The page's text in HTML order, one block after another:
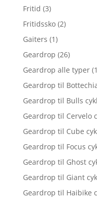
Fritid (3)
Fritidssko (2)
Gaiters (1)
Geardrop (26)
Geardrop alle typer
Geardrop til
Geardrop til Bulls
Geardrop til Cervelo
Geardrop til Cube
Geardrop til Focus
Geardrop til Ghost
Geardrop til Giant
Geardrop til Haibike